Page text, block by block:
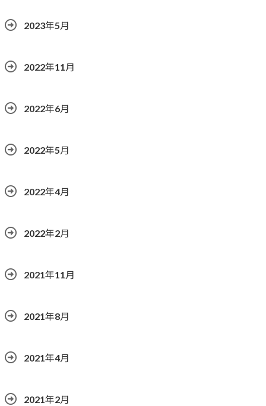
2023年5月
2022年11月
2022年6月
2022年5月
2022年4月
2022年2月
2021年11月
2021年8月
2021年4月
2021年2月